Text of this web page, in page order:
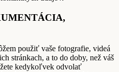
použiť vaše fotografie, videá
stránkach, a to do doby, než váš
kedykoľvek odvolať